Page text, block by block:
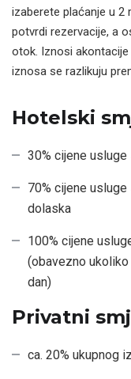
izaberete plaćanje u 2
potvrdi rezervacije, a
otok. Iznosi
iznosa se razlikuju
Hotelski
30% cijene
70% cijene
100% cijene
(obavezno
dan)
Privatni
ca. 20% ukupnog